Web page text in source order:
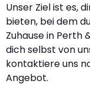
Unser Ziel ist es,
bieten, bei dem
Zuhause in Perth
dich selbst von
kontaktiere uns
Angebot.